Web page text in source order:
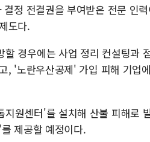
정 전결권을 부여받은 전문 인
도다.
경우에는 사업 정리 컨설팅과
, '노란우산공제' 가입 피해 기업
원센터'를 설치해 산불 피해로
제공할 예정이다.